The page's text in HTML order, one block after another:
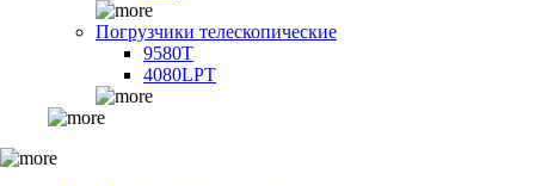
Погрузчики телескопические
9580T
4080LPT